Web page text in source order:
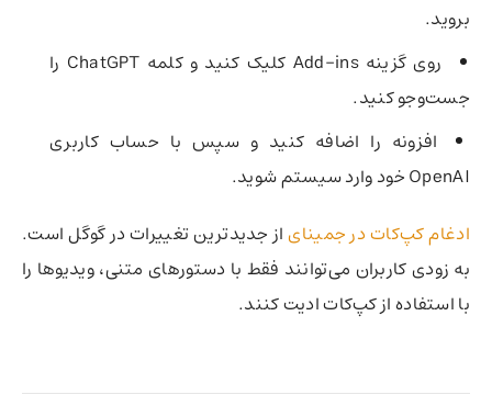
بروید.
روی گزینه Add-ins کلیک کنید و کلمه ChatGPT را
جست‌وجو کنید.
افزونه را اضافه کنید و سپس با حساب کاربری
OpenAI خود وارد سیستم شوید.
ادغام کپ‌کات در جمینایاز جدیدترین تغییرات در گوگل است.
به زودی کاربران می‌توانند فقط با دستورهای متنی، ویدیوها را
با استفاده از کپ‌کات ادیت کنند.